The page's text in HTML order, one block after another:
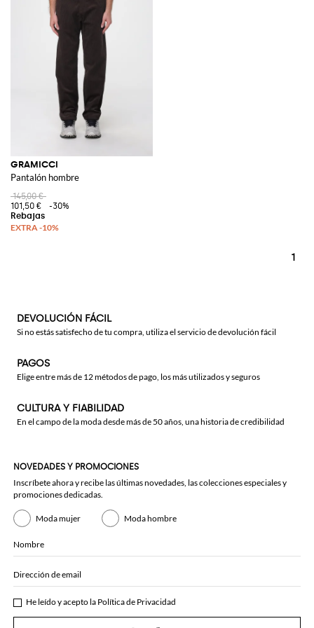
GRAMICCI
Pantalón hombre
145,00 €
101,50 €
-30%
1
DEVOLUCIÓN FÁCIL
Si no estás satisfecho de tu compra, utiliza el servicio de devolución fácil
PAGOS
Elige entre más de 12 métodos de pago, los más utilizados y seguros
CULTURA Y FIABILIDAD
En el campo de la moda desde más de 50 años, una historia de credibilidad
NOVEDADES Y PROMOCIONES
Inscríbete ahora y recibe las últimas novedades, las colecciones especiales y
promociones dedicadas.
Moda mujer Moda hombre
Nombre
Dirección de email
He leído y acepto la Política de Privacidad